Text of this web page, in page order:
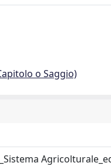
o Saggio)